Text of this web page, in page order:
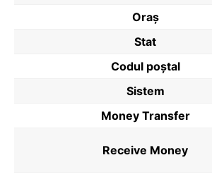
Oraș
Stat
Codul poştal
Sistem
Money Transfer
Receive Money